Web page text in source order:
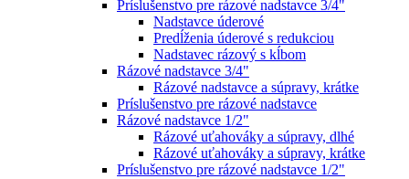
Príslušenstvo pre rázové nadstavce 3/4"
Nadstavce úderové
Predĺženia úderové s redukciou
Nadstavec rázový s kĺbom
Rázové nadstavce 3/4"
Rázové nadstavce a súpravy, krátke
Príslušenstvo pre rázové nadstavce
Rázové nadstavce 1/2"
Rázové uťahováky a súpravy, dlhé
Rázové uťahováky a súpravy, krátke
Príslušenstvo pre rázové nadstavce 1/2"